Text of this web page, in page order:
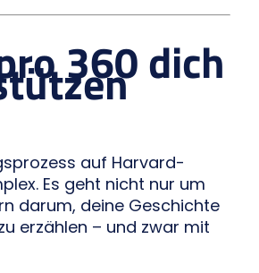
360 dich
auf Harvard-
Es geht nicht nur um
darum, deine Geschichte
erzählen – und zwar mit